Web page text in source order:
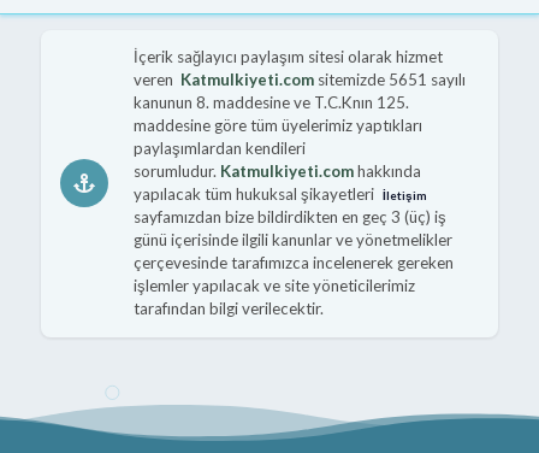
İçerik sağlayıcı paylaşım sitesi olarak hizmet
veren Katmulkiyeti.comsitemizde 5651 sayılı
kanunun 8. maddesine ve T.C.Knın 125.
maddesine göre tüm üyelerimiz yaptıkları
paylaşımlardan kendileri
sorumludur. Katmulkiyeti.comhakkında
yapılacak tüm hukuksal şikayetleri İletişim
sayfamızdan bize bildirdikten en geç 3 (üç) iş
günü içerisinde ilgili kanunlar ve yönetmelikler
çerçevesinde tarafımızca incelenerek gereken
işlemler yapılacak ve site yöneticilerimiz
tarafından bilgi verilecektir.